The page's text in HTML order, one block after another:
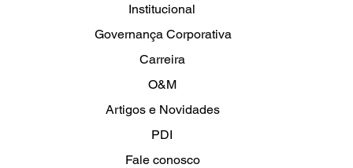
Institucional
Governança Corporativa
Carreira
O&M
Artigos e Novidades
PDI
Fale conosco